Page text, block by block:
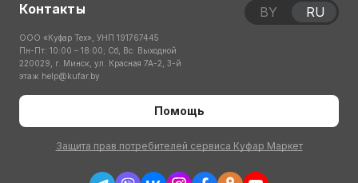
Контакты
ООО «Куфар Тех», УНП 191767445
Пн-Пт: 10:00 – 18:00; Сб, Вс: Выходной
220029, г. Минск, ул. Красная 7А-2, 3-й
этаж help@kufar.by
Помощь
Защита прав потребителей сервиса Куфар Маркет
BY RU